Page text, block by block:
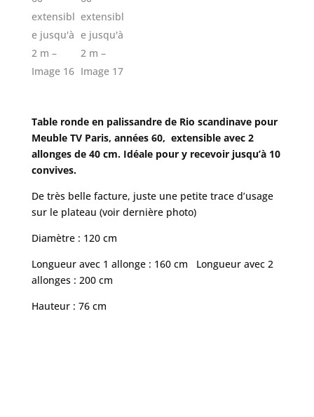
Table ronde en palissandre de Rio scandinave pour
Meuble TV Paris, années 60, extensible avec 2
allonges de 40 cm. Idéale pour y recevoir jusqu’à 10
convives.
De très belle facture, juste une petite trace d’usage
sur le plateau (voir dernière photo)
Diamètre : 120 cm
Longueur avec 1 allonge : 160 cm Longueur avec 2
allonges : 200 cm
Hauteur : 76 cm